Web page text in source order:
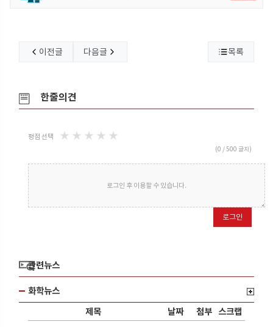
이전글 다음글 목록
한줄의견
평점 선택 ★ ★ ★ ★ ★
(0 / 500 글자)
로그인 후 이용할 수 있습니다.
로그인
관련뉴스
화학뉴스
제목
날짜 첨부 스크랩